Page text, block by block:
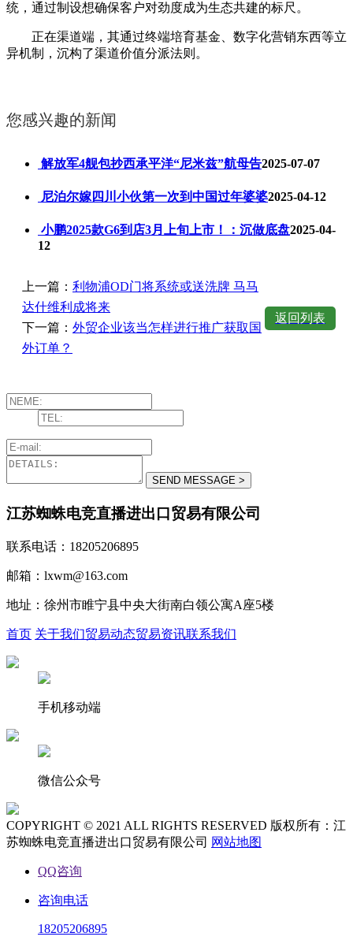
统，通过制设想确保客户对劲度成为生态共建的标尺。
正在渠道端，其通过终端培育基金、数字化营销东西等立
异机制，沉构了渠道价值分派法则。
您感兴趣的新闻
解放军4舰包抄西承平洋“尼米兹”航母告2025-07-07
尼泊尔嫁四川小伙第一次到中国过年婆婆2025-04-12
小鹏2025款G6到店3月上旬上市！：沉做底盘2025-04-
12
上一篇： 利物浦OD门将系统或送洗牌 马马
达什维利成将来
下一篇： 外贸企业该当怎样进行推广获取国
外订单？
返回列表
江苏蜘蛛电竞直播进出口贸易有限公司
联系电话：18205206895
邮箱：lxwm@163.com
地址：徐州市睢宁县中央大街南白领公寓A座5楼
首页 关于我们贸易动态贸易资讯联系我们
手机移动端
微信公众号
COPYRIGHT © 2021 ALL RIGHTS RESERVED 版权所有：江
苏蜘蛛电竞直播进出口贸易有限公司 网站地图
QQ咨询
咨询电话
18205206895